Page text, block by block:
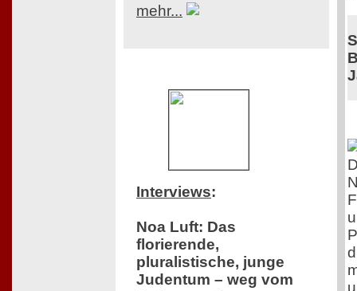
mehr...
Interviews:
Noa Luft: Das
florierende,
pluralistische, junge
Judentum – weg vom